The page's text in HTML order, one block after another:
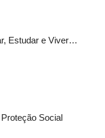
Estudar e Viver…
Social